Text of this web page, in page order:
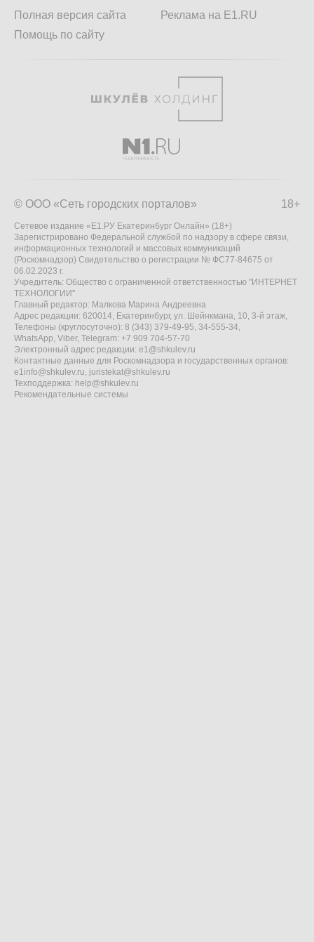
Полная версия сайта
Помощь по сайту
Реклама на E1.RU
18+
© ООО «Сеть городских порталов»
Сетевое издание «Е1.РУ Екатеринбург Онлайн» (18+)
Зарегистрировано Федеральной службой по надзору в сфере связи,
информационных технологий и массовых коммуникаций
(Роскомнадзор) Свидетельство о регистрации № ФС77-84675 от
06.02.2023 г.
Учредитель: Общество с ограниченной ответственностью "ИНТЕРНЕТ
ТЕХНОЛОГИИ"
Главный редактор: Малкова Марина Андреевна
Адрес редакции: 620014, Екатеринбург, ул. Шейнкмана, 10, 3-й этаж,
Телефоны (круглосуточно): 8 (343) 379-49-95, 34-555-34,
WhatsApp, Viber, Telegram: +7 909 704-57-70
Электронный адрес редакции: e1@shkulev.ru
Контактные данные для Роскомнадзора и государственных органов:
e1info@shkulev.ru, juristekat@shkulev.ru
Техподдержка: help@shkulev.ru
Рекомендательные системы